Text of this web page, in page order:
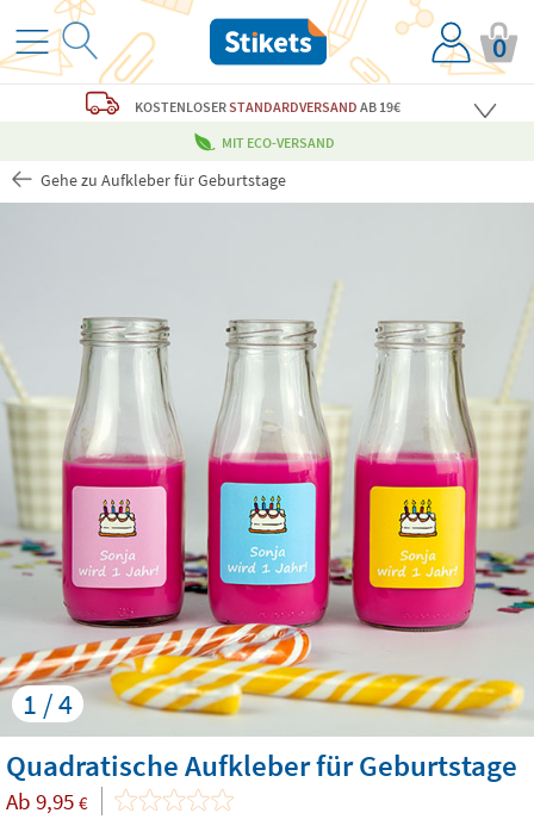
0
KOSTENLOSERSTANDARDVERSAND AB 19€
MIT ECO-VERSAND
Gehe zu Aufkleber für Geburtstage
1 / 4
Quadratische Aufkleber für Geburtstage
Ab 9,95 €